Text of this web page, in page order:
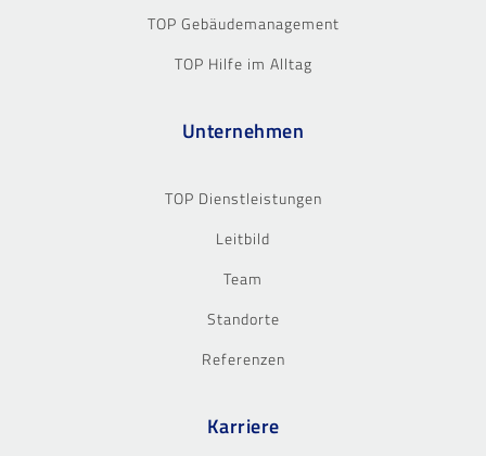
TOP Gebäudemanagement
TOP Hilfe im Alltag
Unternehmen
TOP Dienstleistungen
Leitbild
Team
Standorte
Referenzen
Karriere